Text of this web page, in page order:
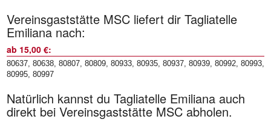
Vereinsgaststätte MSC liefert dir Tagliatelle
Emiliana nach:
ab 15,00 €:
80637, 80638, 80807, 80809, 80933, 80935, 80937, 80939, 80992, 80993,
80995, 80997
Natürlich kannst du Tagliatelle Emiliana auch
direkt bei Vereinsgaststätte MSC abholen.